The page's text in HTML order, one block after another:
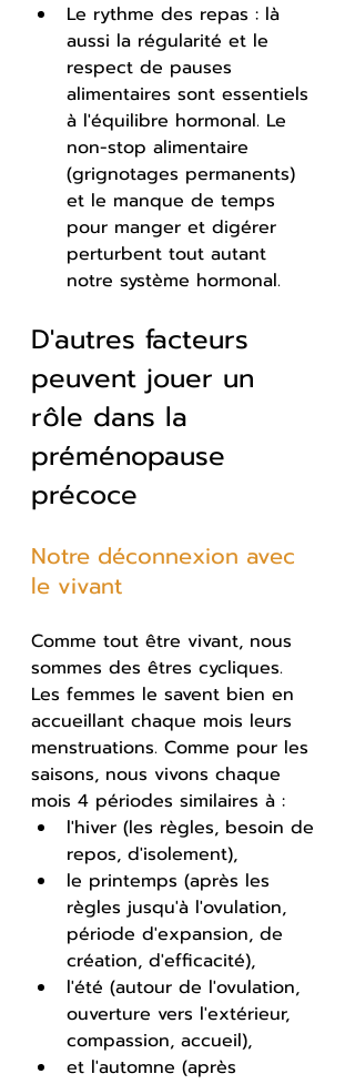
Le rythme des repas : là
aussi la régularité et le
respect de pauses
alimentaires sont essentiels
à l'équilibre hormonal. Le
non-stop alimentaire
(grignotages permanents)
et le manque de temps
pour manger et digérer
perturbent tout autant
notre système hormonal.
D'autres facteurs
peuvent jouer un
rôle dans la
préménopause
précoce
Notre déconnexion avec
le vivant
Comme tout être vivant, nous
sommes des êtres cycliques.
Les femmes le savent bien en
accueillant chaque mois leurs
menstruations. Comme pour les
saisons, nous vivons chaque
mois 4 périodes similaires à :
l'hiver (les règles, besoin de
repos, d'isolement),
le printemps (après les
règles jusqu'à l'ovulation,
période d'expansion, de
création, d'efficacité),
l'été (autour de l'ovulation,
ouverture vers l'extérieur,
compassion, accueil),
et l'automne (après